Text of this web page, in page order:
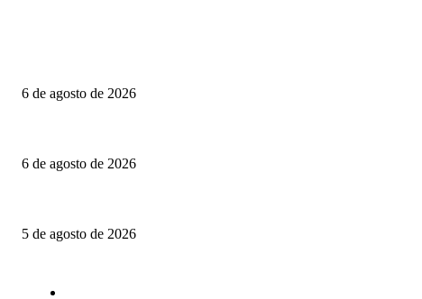
6 de agosto de 2026
6 de agosto de 2026
5 de agosto de 2026